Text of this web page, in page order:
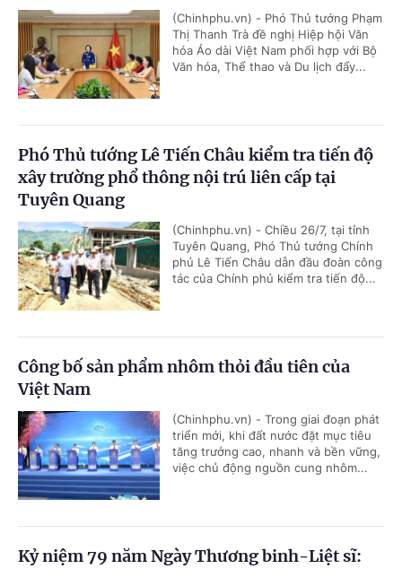
(Chinhphu.vn) - Phó Thủ tướng Phạm
Thị Thanh Trà đề nghị Hiệp hội Văn
hóa Áo dài Việt Nam phối hợp với Bộ
Văn hóa, Thể thao và Du lịch đẩy...
Phó Thủ tướng Lê Tiến Châu kiểm tra tiến độ
xây trường phổ thông nội trú liên cấp tại
Tuyên Quang
(Chinhphu.vn) - Chiều 26/7, tại tỉnh
Tuyên Quang, Phó Thủ tướng Chính
phủ Lê Tiến Châu dẫn đầu đoàn công
tác của Chính phủ kiểm tra tiến độ...
Công bố sản phẩm nhôm thỏi đầu tiên của
Việt Nam
(Chinhphu.vn) - Trong giai đoạn phát
triển mới, khi đất nước đặt mục tiêu
tăng trưởng cao, nhanh và bền vững,
việc chủ động nguồn cung nhôm...
Kỷ niệm 79 năm Ngày Thương binh-Liệt sĩ: